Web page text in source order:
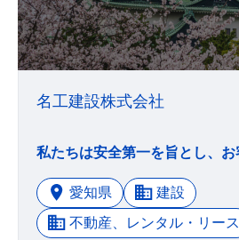
名工建設株式会社
愛知県
建設
不動産、レンタル・リース